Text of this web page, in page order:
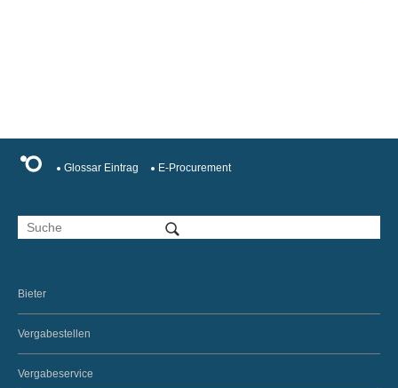
Glossar Eintrag E-Procurement
Bieter
Vergabestellen
Vergabeservice